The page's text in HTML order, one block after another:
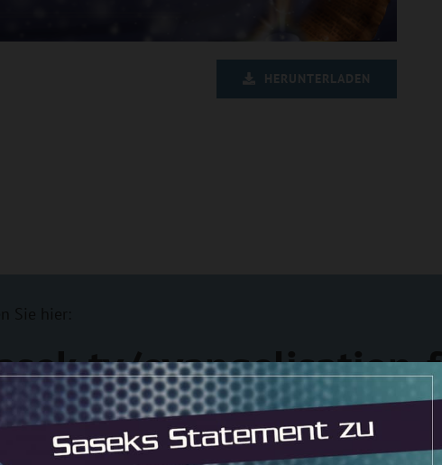
HERUNTERLADEN
evangelisation-